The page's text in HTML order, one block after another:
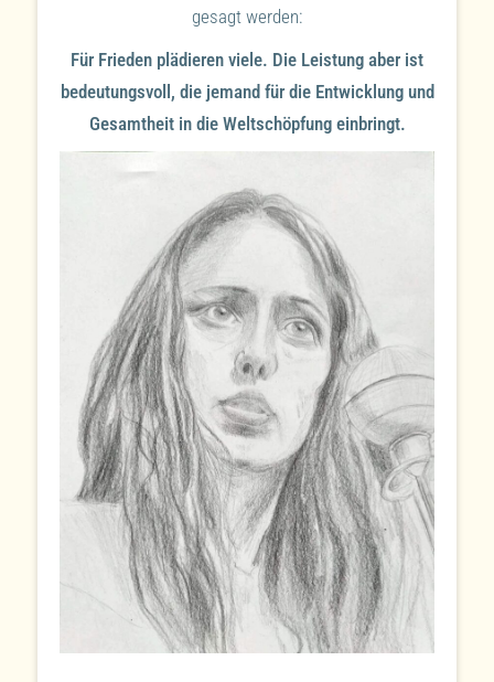
gesagt werden:
Für Frieden plädieren viele. Die Leistung aber ist
bedeutungsvoll, die jemand für die Entwicklung und
Gesamtheit in die Weltschöpfung einbringt.